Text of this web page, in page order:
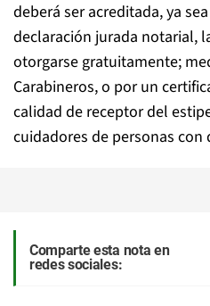
deberá ser acreditada, ya
declaración jurada notarial,
otorgarse gratuitamente;
Carabineros, o por un
calidad de receptor del
cuidadores de personas con
Comparte esta nota en
redes sociales: